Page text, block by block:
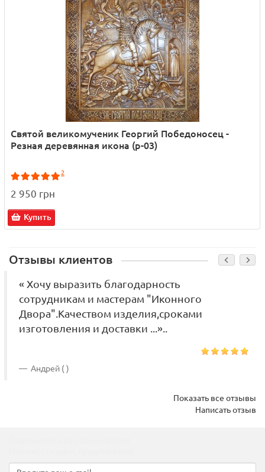
Святой великомученик Георгий Победоносец -
Резная деревянная икона (р-03)
2
2 950 грн
Купить
Отзывы клиентов
« Хочу выразить благодарность
сотрудникам и мастерам "Иконного
Двора".Качеством изделия,сроками
изготовления и доставки ...»..
Андрей ( )
Показать все отзывы
Написать отзыв